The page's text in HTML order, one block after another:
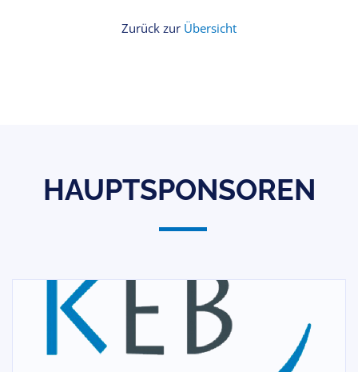
Zurück zur Übersicht
HAUPTSPONSOREN